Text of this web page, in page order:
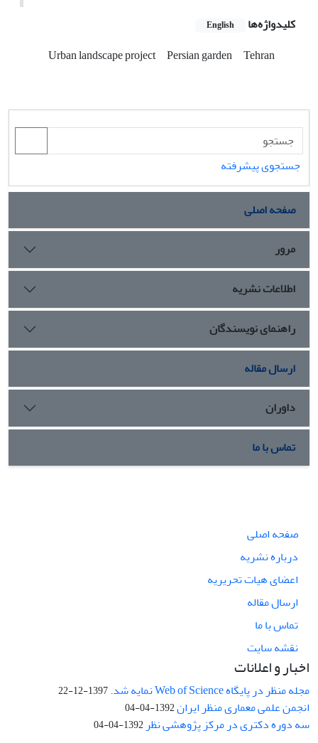
کلیدواژه‌ها English
Urban landscape project Persian garden Tehran
جستجوی پیشرفته
صفحه اصلی
مرور
اطلاعات نشریه
راهنمای نویسندگان
ارسال مقاله
داوران
تماس با ما
صفحه اصلی
درباره نشریه
اعضای هیات تحریریه
ارسال مقاله
تماس با ما
نقشه سایت
اخبار و اعلانات
مجله منظر در پایگاه Web of Science نمایه شد. 1397-12-22
انجمن علمی معماری منظر ایران1392-04-04
سه دوره دکتری در مرکز پژوهشی نظر 1392-04-04